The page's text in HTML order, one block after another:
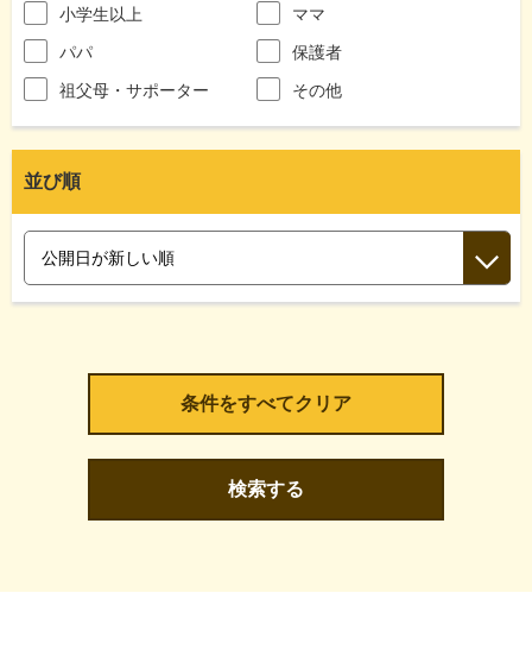
小学生以上
ママ
パパ
保護者
祖父母・サポーター
その他
並び順
検索する